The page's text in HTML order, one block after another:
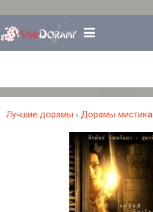
Лучшие дорамы » Дорамы мистика